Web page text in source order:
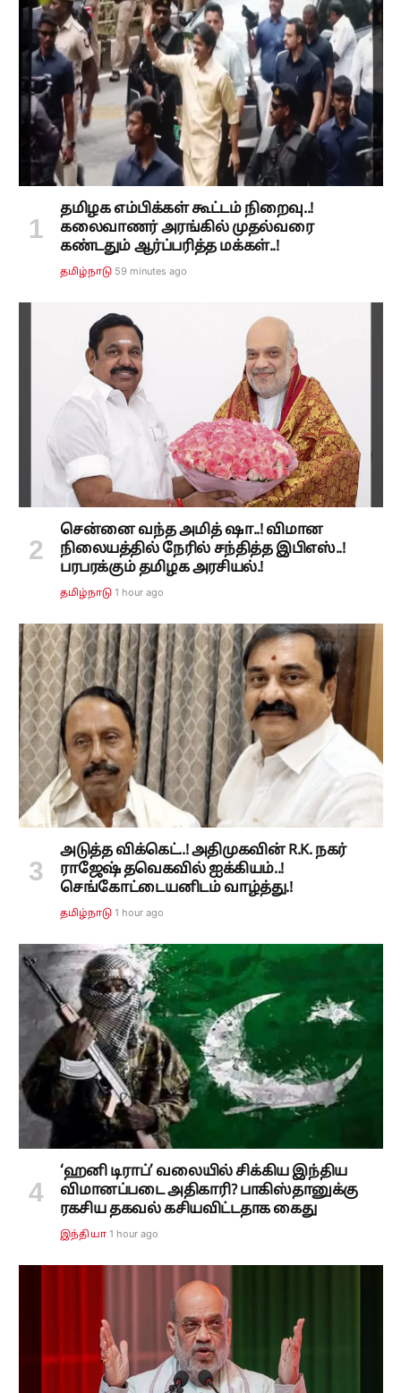
தமிழக எம்பிக்கள் கூட்டம் நிறைவு..!
கலைவாணர் அரங்கில் முதல்வரை
கண்டதும் ஆர்ப்பரித்த மக்கள்..!
தமிழ்நாடு 59 minutes ago
சென்னை வந்த அமித் ஷா..! விமான
நிலையத்தில் நேரில் சந்தித்த இபிஎஸ்..!
பரபரக்கும் தமிழக அரசியல்.!
தமிழ்நாடு 1 hour ago
அடுத்த விக்கெட்..! அதிமுகவின் R.K. நகர்
ராஜேஷ் தவெகவில் ஐக்கியம்..!
செங்கோட்டையனிடம் வாழ்த்து.!
தமிழ்நாடு 1 hour ago
‘ஹனி டிராப்’ வலையில் சிக்கிய இந்திய
விமானப்படை அதிகாரி? பாகிஸ்தானுக்கு
ரகசிய தகவல் கசியவிட்டதாக கைது
இந்தியா 1 hour ago